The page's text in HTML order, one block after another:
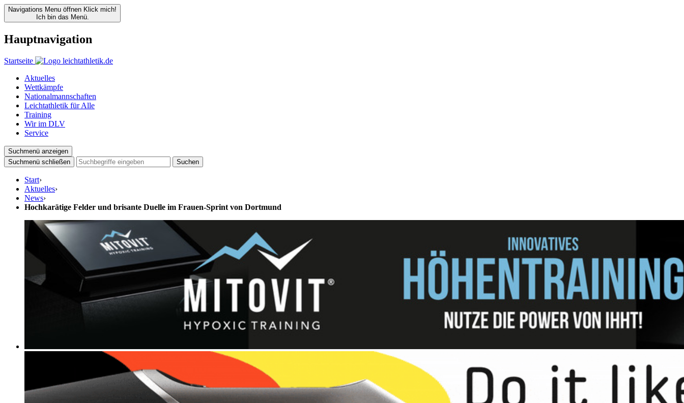
Navigations Menu öffnen Klick mich!
Ich bin das Menü.
Hauptnavigation
Startseite
Aktuelles
Wettkämpfe
Nationalmannschaften
Leichtathletik für Alle
Training
Wir im DLV
Service
Suchmenü anzeigen
Suchmenü schließen
Suchen
Start›
Aktuelles›
News›
Hochkarätige Felder und brisante Duelle im Frauen-Sprint von Dortmund